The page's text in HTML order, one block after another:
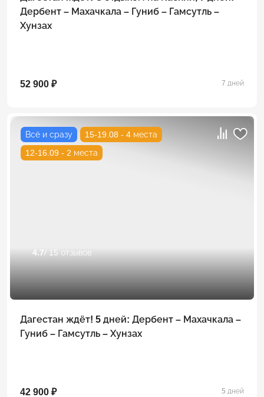
Дербент – Махачкала – Гуниб – Гамсутль –
Хунзах
52 900 ₽ 7 дней
Всё и сразу
15-19.08 - 4 места
12-16.09 - 2 места
4.7/ 15 отзывов
Дагестан ждёт! 5 дней: Дербент – Махачкала –
Гуниб – Гамсутль – Хунзах
42 900 ₽ 5 дней